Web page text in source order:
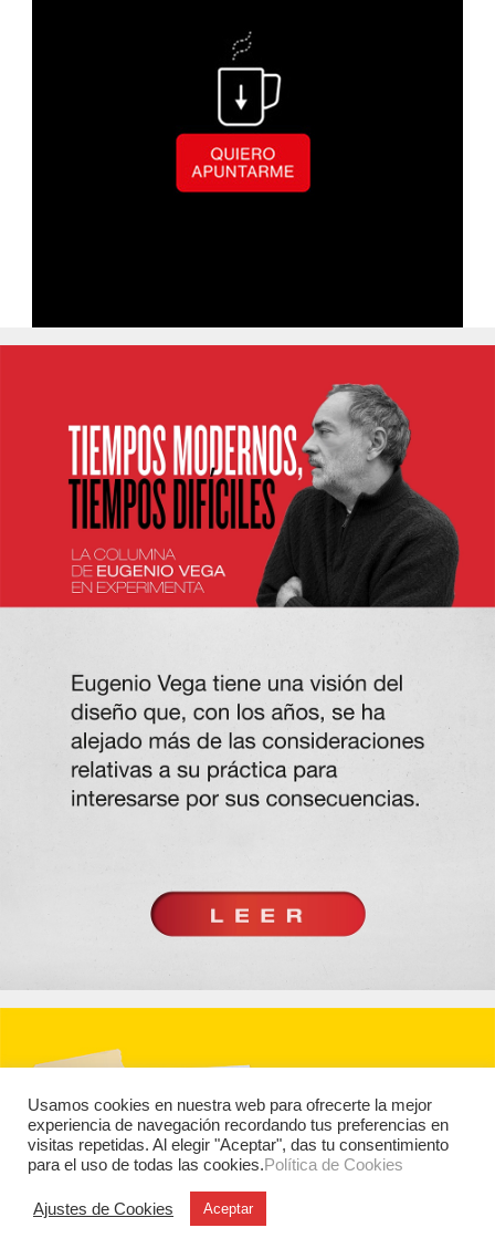
Usamos cookies en nuestra web para ofrecerte la mejor
experiencia de navegación recordando tus preferencias en
visitas repetidas. Al elegir "Aceptar", das tu consentimiento
para el uso de todas las cookies.Política de Cookies
Ajustes de Cookies Aceptar